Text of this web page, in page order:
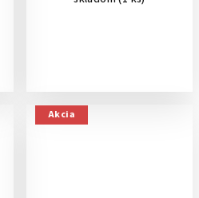
Akcia